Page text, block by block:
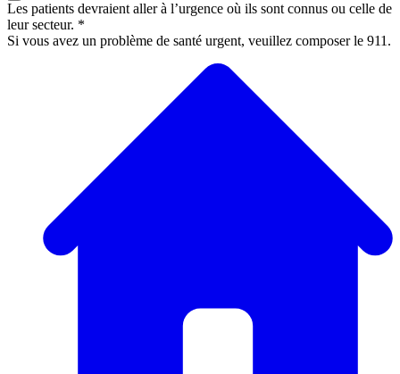
Les patients devraient aller à l’urgence où ils sont connus ou celle de
leur secteur. *
Si vous avez un problème de santé urgent, veuillez composer le 911.